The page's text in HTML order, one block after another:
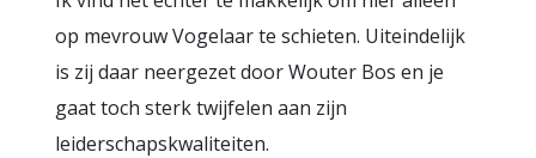
op mevrouw Vogelaar te schieten. Uiteindelijk
is zij daar neergezet door Wouter Bos en je
gaat toch sterk twijfelen aan zijn
leiderschapskwaliteiten.